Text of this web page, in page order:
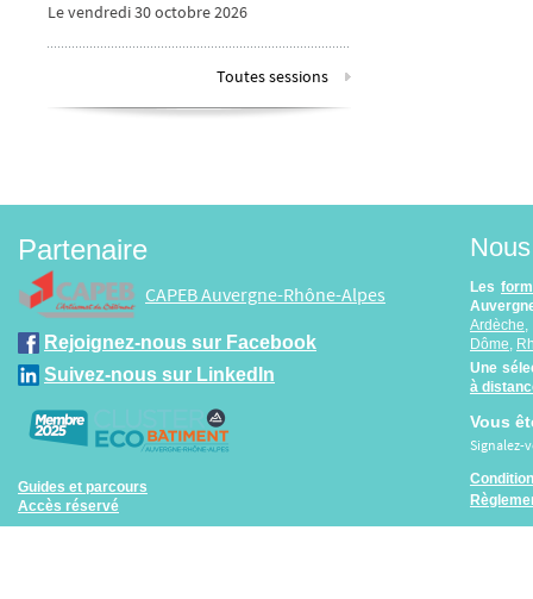
Le vendredi 30 octobre 2026
Toutes sessions
Partenaire
CAPEB Auvergne-Rhône-Alpes
Rejoignez-nous sur Facebook
Suivez-nous sur LinkedIn
Guides et parcours
Accès réservé
Les
Ardèche
Dôme,
Une
à
Vous
Signalez-